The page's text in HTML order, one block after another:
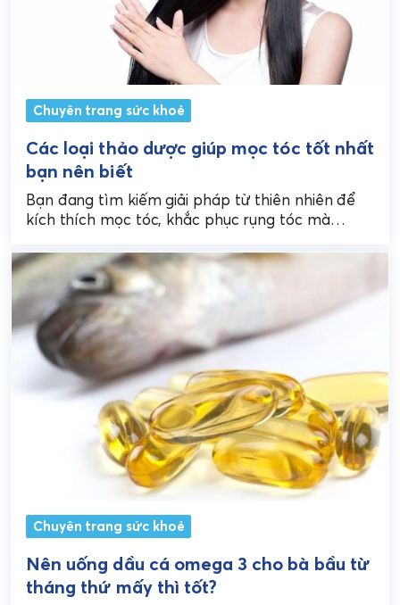
Chuyên trang sức khoẻ
Các loại thảo dược giúp mọc tóc tốt nhất
bạn nên biết
Bạn đang tìm kiếm giải pháp từ thiên nhiên để
kích thích mọc tóc, khắc phục rụng tóc mà
Chuyên trang sức khoẻ
Nên uống dầu cá omega 3 cho bà bầu từ
tháng thứ mấy thì tốt?